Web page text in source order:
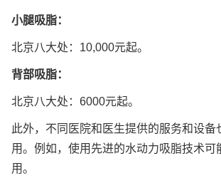
小腿吸脂：
北京八大处：10,000元起。
背部吸脂：
北京八大处：6000元起。
此外，不同医院和医生提供的服务和设备
用。例如，使用先进的水动力吸脂技术可
用。